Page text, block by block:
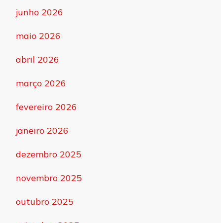
junho 2026
maio 2026
abril 2026
março 2026
fevereiro 2026
janeiro 2026
dezembro 2025
novembro 2025
outubro 2025